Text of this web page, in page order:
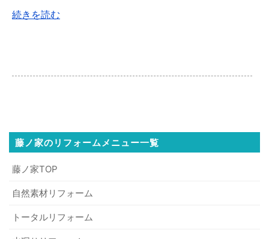
続きを読む
藤ノ家のリフォームメニュー一覧
藤ノ家TOP
自然素材リフォーム
トータルリフォーム